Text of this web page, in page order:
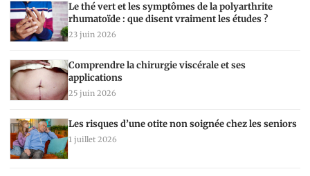
Le thé vert et les symptômes de la polyarthrite
rhumatoïde : que disent vraiment les études ?
23 juin 2026
Comprendre la chirurgie viscérale et ses
applications
25 juin 2026
Les risques d’une otite non soignée chez les seniors
1 juillet 2026